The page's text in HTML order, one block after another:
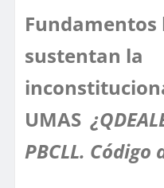
Fundamentos
sustentan la
UMAS
PBCLL. Código